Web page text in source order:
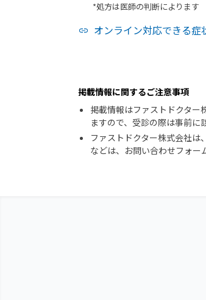
*処方は医師の判断によります
オンライン対応できる症
掲載情報に関するご注意事項
掲載情報はファストドクター
ますので、受診の際は事前に
ファストドクター株式会社
などは、お問い合わせフォー